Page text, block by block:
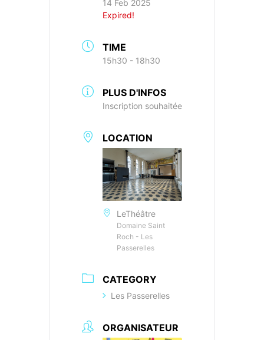
14 Feb 2025
Expired!
TIME
15h30 - 18h30
PLUS D'INFOS
Inscription souhaitée
LOCATION
LeThéâtre
Domaine Saint
Roch - Les
Passerelles
CATEGORY
Les Passerelles
ORGANISATEUR